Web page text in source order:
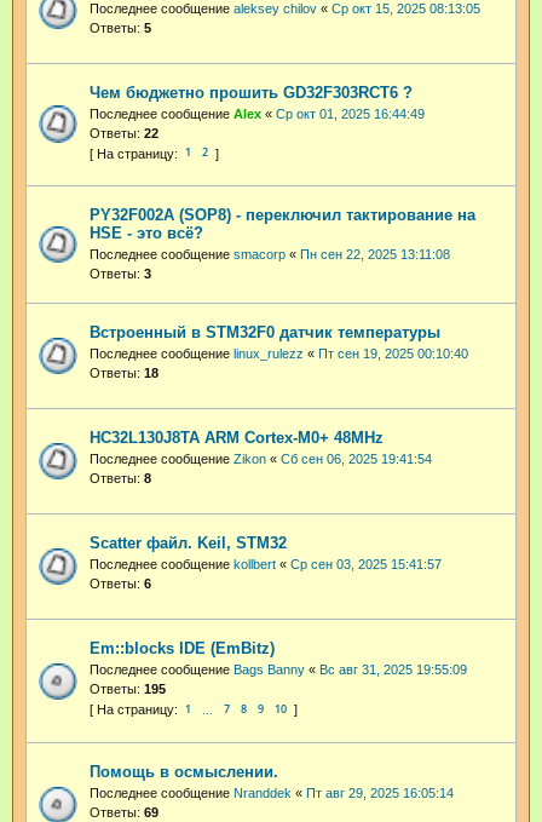
Последнее сообщение aleksey chilov « Ср окт 15, 2025 08:13:05
Ответы: 5
Чем бюджетно прошить GD32F303RCT6 ?
Последнее сообщение Аlex « Ср окт 01, 2025 16:44:49
Ответы: 22
1 2
PY32F002A (SOP8) - переключил тактирование на
HSE - это всё?
Последнее сообщение smacorp « Пн сен 22, 2025 13:11:08
Ответы: 3
Встроенный в STM32F0 датчик температуры
Последнее сообщение linux_rulezz « Пт сен 19, 2025 00:10:40
Ответы: 18
HC32L130J8TA ARM Cortex-M0+ 48MHz
Последнее сообщение Zikon « Сб сен 06, 2025 19:41:54
Ответы: 8
Scatter файл. Keil, STM32
Последнее сообщение kollbert « Ср сен 03, 2025 15:41:57
Ответы: 6
Em::blocks IDE (EmBitz)
Последнее сообщение Bags Banny « Вс авг 31, 2025 19:55:09
Ответы: 195
1 7 8 9 10
Помощь в осмыслении.
Последнее сообщение Nranddek « Пт авг 29, 2025 16:05:14
Ответы: 69